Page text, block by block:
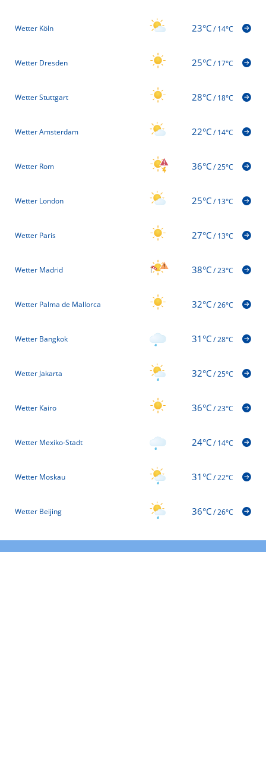
Wetter Köln 23°C/14°C
Wetter Dresden 25°C/17°C
Wetter Stuttgart 28°C/18°C
Wetter Amsterdam 22°C/14°C
Wetter Rom 36°C/25°C
Wetter London 25°C/13°C
Wetter Paris 27°C/13°C
Wetter Madrid 38°C/23°C
Wetter Palma de Mallorca 32°C/26°C
Wetter Bangkok 31°C/28°C
Wetter Jakarta 32°C/25°C
Wetter Kairo 36°C/23°C
Wetter Mexiko-Stadt 24°C/14°C
Wetter Moskau 31°C/22°C
Wetter Beijing 36°C/26°C